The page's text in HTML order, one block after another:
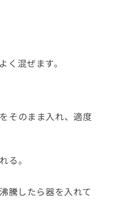
混ぜます。
そのまま入れ、適度
る。
騰したら器を入れて